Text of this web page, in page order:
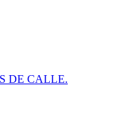
DE CALLE.